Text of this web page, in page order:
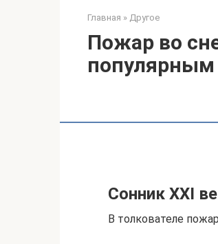
Главная » Другое
Пожар во
Сонник XXI
В толкователе